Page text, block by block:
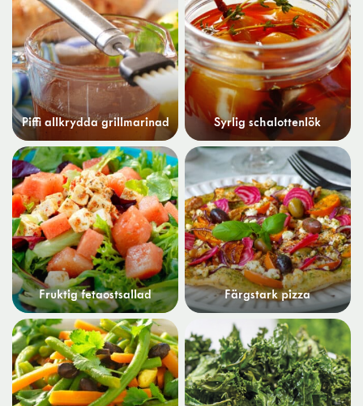
Piffi allkrydda grillmarinad Syrlig schalottenlök
Fruktig fetaostsallad Färgstark pizza